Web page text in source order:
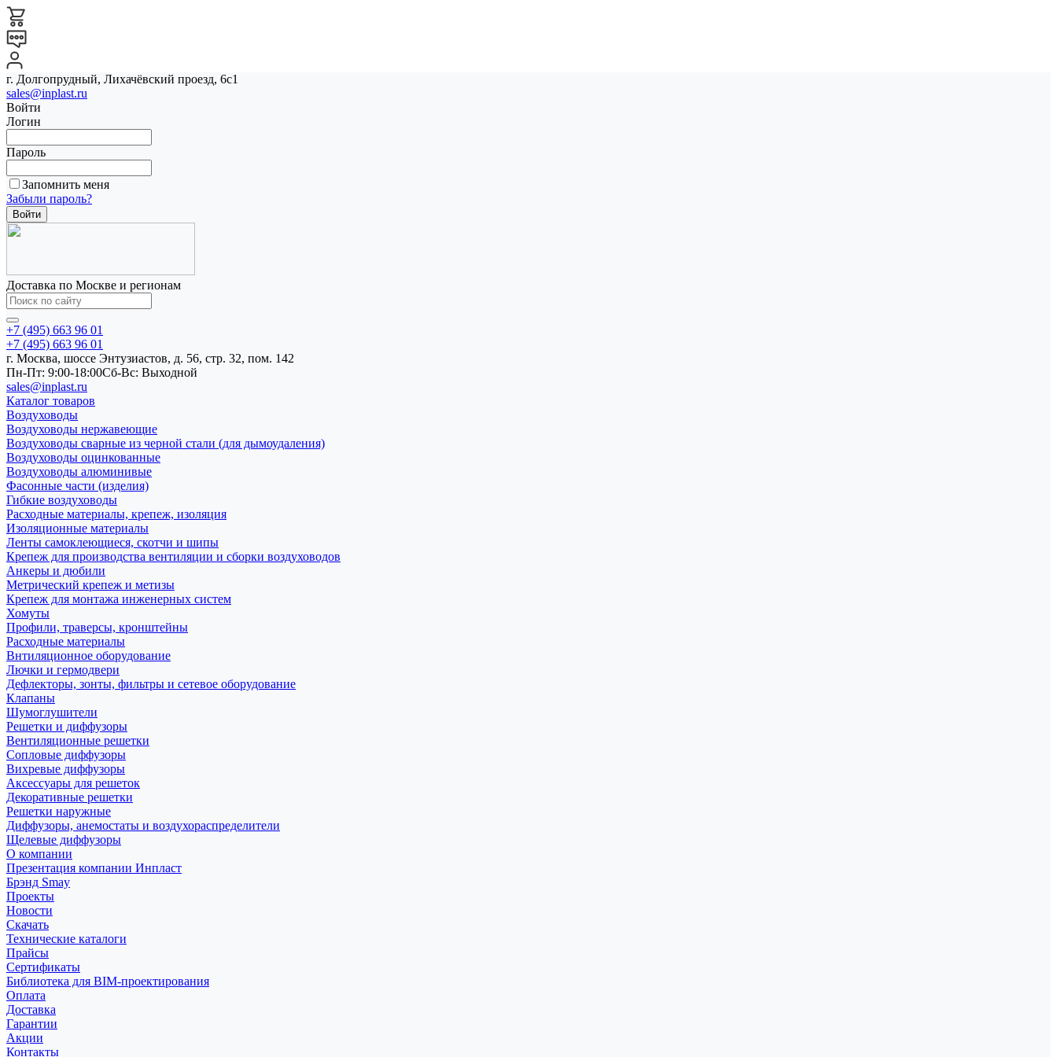
г. Долгопрудный, Лихачёвский проезд, 6с1
sales@inplast.ru
Войти
Логин
Пароль
Запомнить меня
Забыли пароль?
Доставка по Москве и регионам
+7 (495) 663 96 01
+7 (495) 663 96 01
г. Москва, шоссе Энтузиастов, д. 56, стр. 32, пом. 142
Пн-Пт: 9:00-18:00Cб-Вс: Выходной
sales@inplast.ru
Каталог товаров
Воздуховоды
Воздуховоды нержавеющие
Воздуховоды сварные из черной стали (для дымоудаления)
Воздуховоды оцинкованные
Воздуховоды алюминивые
Фасонные части (изделия)
Гибкие воздуховоды
Расходные материалы, крепеж, изоляция
Изоляционные материалы
Ленты самоклеющиеся, скотчи и шипы
Крепеж для производства вентиляции и сборки воздуховодов
Анкеры и дюбили
Метрический крепеж и метизы
Крепеж для монтажа инженерных систем
Хомуты
Профили, траверсы, кронштейны
Расходные материалы
Внтиляционное оборудование
Лючки и гермодвери
Дефлекторы, зонты, фильтры и сетевое оборудование
Клапаны
Шумоглушители
Решетки и диффузоры
Вентиляционные решетки
Сопловые диффузоры
Вихревые диффузоры
Аксессуары для решеток
Декоративные решетки
Решетки наружные
Диффузоры, анемостаты и воздухораспределители
Щелевые диффузоры
О компании
Презентация компании Инпласт
Брэнд Smay
Проекты
Новости
Скачать
Технические каталоги
Прайсы
Сертификаты
Библиотека для BIM-проектирования
Оплата
Доставка
Гарантии
Акции
Контакты